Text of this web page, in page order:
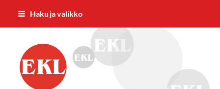
Siirry
Haku ja valikko
EKL:n Hämeen Piiri ry